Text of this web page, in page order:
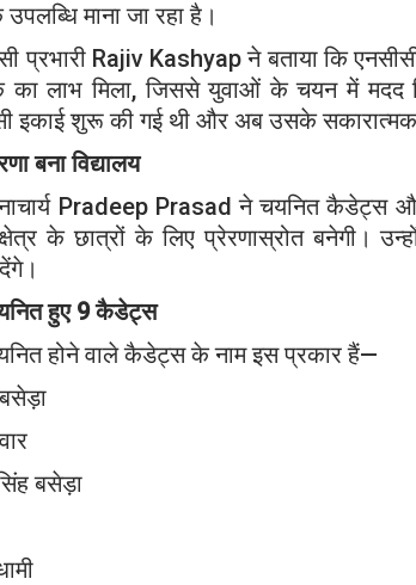
माना जा रहा है।
प्रभारी Rajiv Kashyapने बताया कि
लाभ मिला, जिससे युवाओं के चयन में मदद
इकाई शुरू की गई थी और अब उसके
बना विद्यालय
Pradeep Prasad ने चयनित कैडेट्स
के छात्रों के लिए प्रेरणास्रोत बनेगी।
हुए 9 कैडेट्स
होने वाले कैडेट्स के नाम इस प्रकार हैं—
बसेड़ा